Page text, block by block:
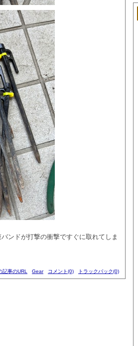
ンドが打撃の衝撃ですぐに取れてしま
記事のURL Gear コメント(0) トラックバック(0)